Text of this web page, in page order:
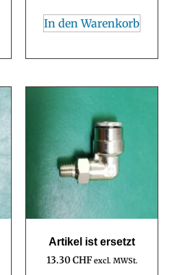
In den Warenkorb
Artikel ist ersetzt
13.30CHF excl. MWSt.